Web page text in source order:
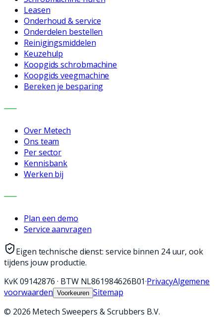
Leasen
Onderhoud & service
Onderdelen bestellen
Reinigingsmiddelen
Keuzehulp
Koopgids schrobmachine
Koopgids veegmachine
Bereken je besparing
BEDRIJF
Over Metech
Ons team
Per sector
Kennisbank
Werken bij
CONTACT
Plan een demo
Service aanvragen
Eigen technische dienst: service binnen 24 uur, ook
tijdens jouw productie.
KvK09142876 · BTW NL861984626B01·PrivacyAlgemene
voorwaarden Voorkeuren Sitemap
© 2026 Metech Sweepers & Scrubbers B.V.